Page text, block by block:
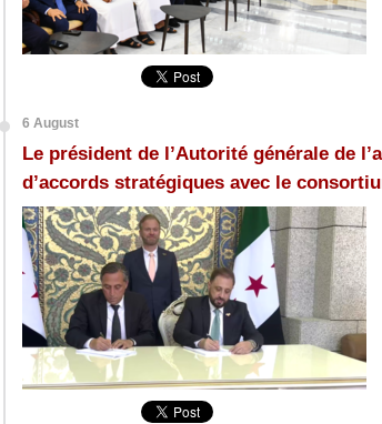
6 August
Le président de l’Autorité générale de
d’accords stratégiques avec le